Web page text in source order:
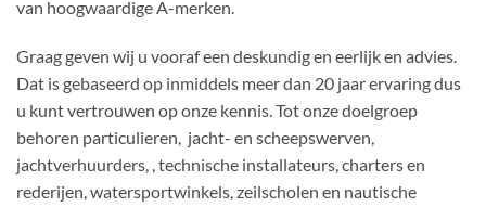
van hoogwaardige A-merken.
Graag geven wij u vooraf een deskundig en eerlijk en advies.
Dat is gebaseerd op inmiddels meer dan 20 jaar ervaring dus
u kunt vertrouwen op onze kennis. Tot onze doelgroep
behoren particulieren, jacht- en scheepswerven,
jachtverhuurders, , technische installateurs, charters en
rederijen, watersportwinkels, zeilscholen en nautische